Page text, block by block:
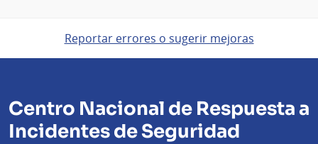
Reportar errores o sugerir mejoras
Centro Nacional de Respuesta a
Incidentes de Seguridad